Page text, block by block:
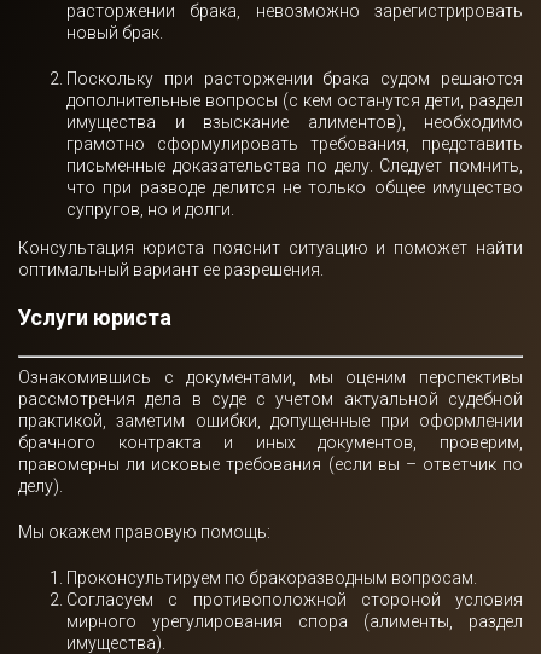
расторжении брака, невозможно зарегистрировать
новый брак.
Поскольку при расторжении брака судом решаются
дополнительные вопросы (с кем останутся дети, раздел
имущества и взыскание алиментов), необходимо
грамотно сформулировать требования, представить
письменные доказательства по делу. Следует помнить,
что при разводе делится не только общее имущество
супругов, но и долги.
Консультация юриста пояснит ситуацию и поможет найти
оптимальный вариант ее разрешения.
Услуги юриста
Ознакомившись с документами, мы оценим перспективы
рассмотрения дела в суде с учетом актуальной судебной
практикой, заметим ошибки, допущенные при оформлении
брачного контракта и иных документов, проверим,
правомерны ли исковые требования (если вы – ответчик по
делу).
Мы окажем правовую помощь:
Проконсультируем по бракоразводным вопросам.
Согласуем с противоположной стороной условия
мирного урегулирования спора (алименты, раздел
имущества).